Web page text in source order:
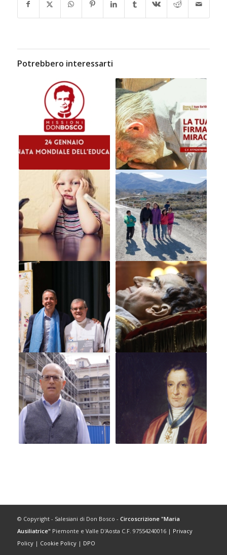
Potrebbero interessarti
© Copyright - Salesiani di Don Bosco - Circoscrizione "Maria
Ausiliatrice" Piemonte e Valle D'Aosta C.F. 97554240016 | Privacy
Policy| Cookie Policy| DPO